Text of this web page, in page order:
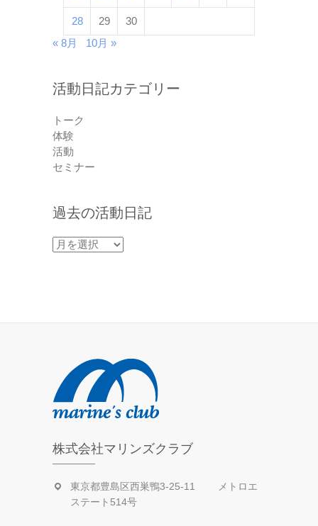
28 29
30
« 8月
10月 »
活動日記カテゴリー
トーク
体験
活動
セミナー
過去の活動日記
過
日
株式会社マリンズクラブ
東京都豊島区西巣鴨3-25-11 メトロエ
ステート514号